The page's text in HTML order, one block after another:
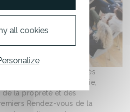
réunissait à Paris près
de l’hôtellerie,
de la propreté et des
Rendez-vous de la
all cookies